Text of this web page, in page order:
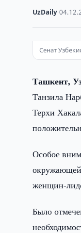
UzDaily ·
Сенат
Ташкент,
Танзила
Терхи
Особое
окружающей
женщин-
Было